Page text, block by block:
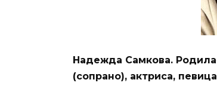
Надежда Самкова.
(сопрано), актриса,